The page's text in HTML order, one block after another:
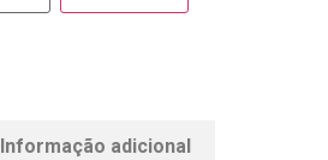
Informação adicional